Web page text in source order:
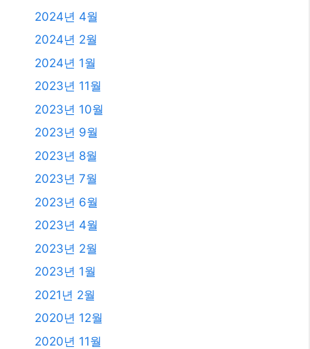
2023년 6월
2023년 4월
2023년 2월
2023년 1월
2021년 2월
2020년 12월
2020년 11월
2020년 9월
2020년 5월
2020년 4월
2019년 11월
2019년 8월
2019년 7월
2018년 12월
2018년 8월